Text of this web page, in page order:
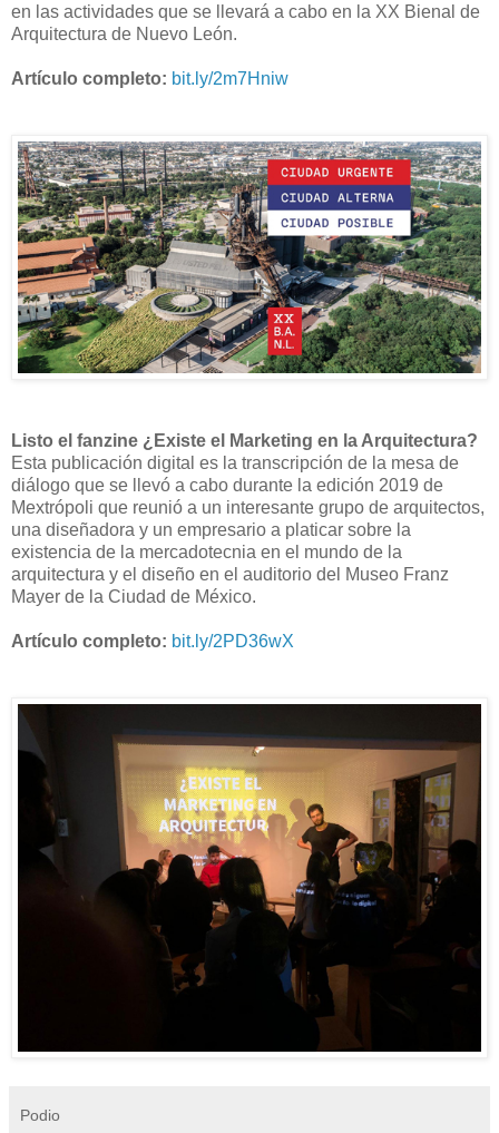
en las actividades que se llevará a cabo en la XX Bienal de
Arquitectura de Nuevo León.
Artículo completo: bit.ly/2m7Hniw
Listo el fanzine ¿Existe el Marketing en la Arquitectura?
Esta publicación digital es la transcripción de la mesa de
diálogo que se llevó a cabo durante la edición 2019 de
Mextrópoli que reunió a un interesante grupo de arquitectos,
una diseñadora y un empresario a platicar sobre la
existencia de la mercadotecnia en el mundo de la
arquitectura y el diseño en el auditorio del Museo Franz
Mayer de la Ciudad de México.
Artículo completo: bit.ly/2PD36wX
Podio